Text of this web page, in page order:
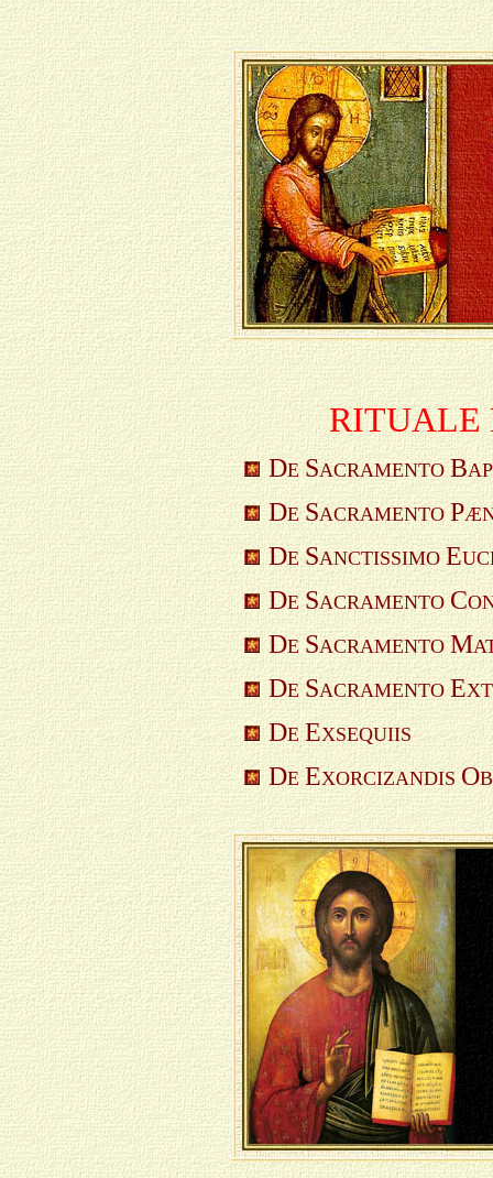
RITUALE
DE SACRAMENTOB
DE SACRAMENTO PÆ
DE SANCTISSIMO E
DESACRAMENTOC
DE SACRAMENTO M
DE SACRAMENTOE
DEEXSEQUIIS
DEEXORCIZANDIS O